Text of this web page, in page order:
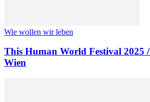
Wie wollen wir leben
This Human World Festival 2025
Wien